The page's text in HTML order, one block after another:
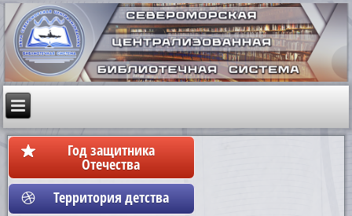
Год защитника
Отечества
Территория детства